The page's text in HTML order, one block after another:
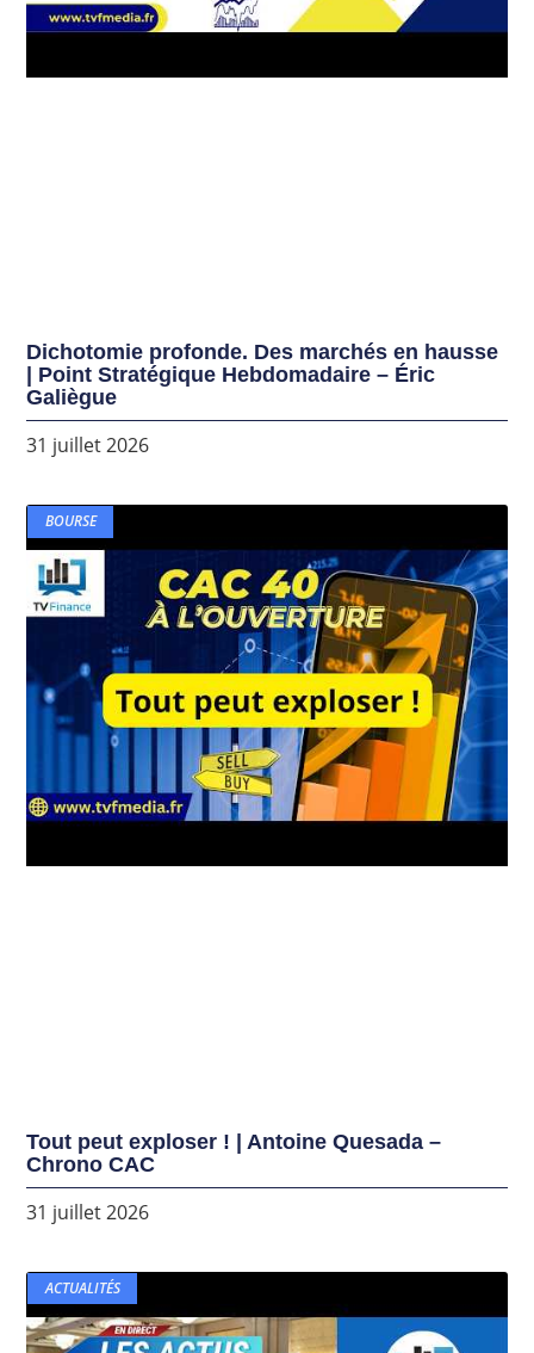
Dichotomie profonde. Des marchés en hausse
| Point Stratégique Hebdomadaire – Éric
Galiègue
31 juillet 2026
BOURSE
Tout peut exploser ! | Antoine Quesada –
Chrono CAC
31 juillet 2026
ACTUALITÉS